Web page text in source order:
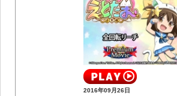
2016年09月26日